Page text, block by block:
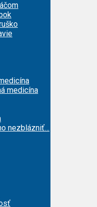
medicína
nezblázniť…